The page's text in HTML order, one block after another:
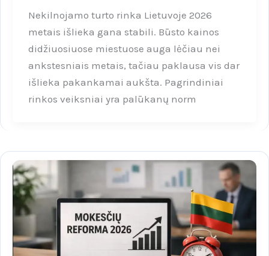
Nekilnojamo turto rinka Lietuvoje 2026
metais išlieka gana stabili. Būsto kainos
didžiuosiuose miestuose auga lėčiau nei
ankstesniais metais, tačiau paklausa vis dar
išlieka pakankamai aukšta. Pagrindiniai
rinkos veiksniai yra palūkanų norm